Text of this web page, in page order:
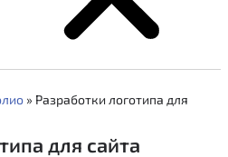
» Разработки логотипа для
для сайта